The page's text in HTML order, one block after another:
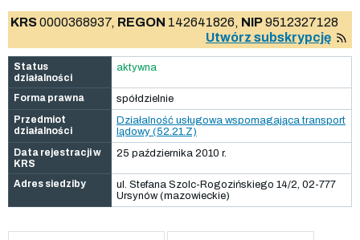
KRS0000368937, REGON 142641826, NIP9512327128
Utwórz subskrypcję
Status
działalności
aktywna
Forma prawna
spółdzielnie
Przedmiot
działalności
Działalność usługowa wspomagająca transport
lądowy (52.21.Z)
Data rejestracji w
KRS
25 października 2010 r.
Adres siedziby
ul. Stefana Szolc-Rogozińskiego 14/2, 02-777
Ursynów (mazowieckie)